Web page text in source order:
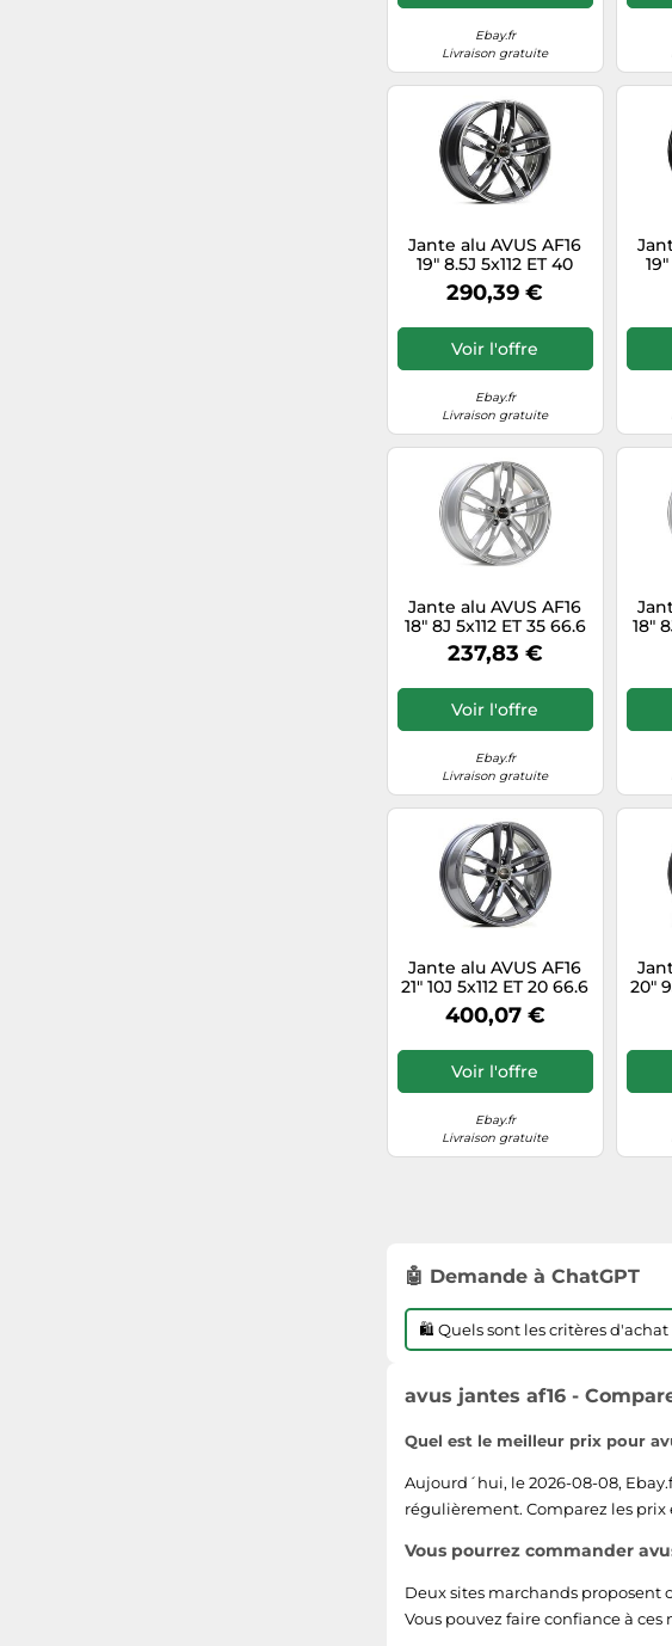
Ebay.fr
Livraison gratuite
Jante alu AVUS AF16
19" 8.5J 5x112 ET 40
66.6 ANTRACITE
DIAMANTATO
290,39 €
Voir l'offre
Ebay.fr
Livraison gratuite
Jante alu AVUS AF16
18" 8J 5x112 ET 35 66.6
HYPER SILVER
237,83 €
Voir l'offre
Ebay.fr
Livraison gratuite
18"
Jante alu AVUS AF16
21" 10J 5x112 ET 20 66.6
ANTHRACITE
400,07 €
Voir l'offre
Ebay.fr
Livraison gratuite
20"
🤖 Demande à ChatGPT
🛍️ Quels sont les critères
avus jantes af16 -
Quel est le meilleur prix pour
Aujourd´hui, le 2026-08-08,
régulièrement. Comparez les prix
Vous pourrez commander
Deux sites marchands
Vous pouvez faire confiance à